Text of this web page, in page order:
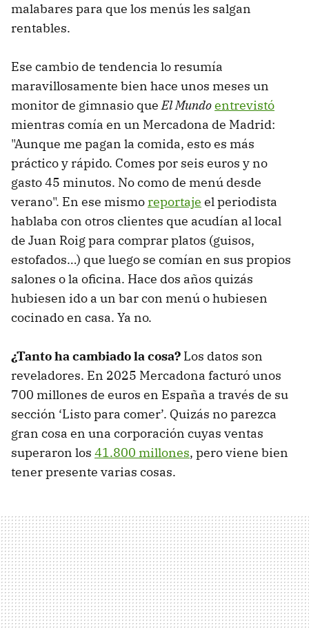
malabares para que los menús les salgan
rentables.
Ese cambio de tendencia lo resumía
maravillosamente bien hace unos meses un
monitor de gimnasio queEl Mundoentrevistó
mientras comía en un Mercadona de Madrid:
"Aunque me pagan la comida, esto es más
práctico y rápido. Comes por seis euros y no
gasto 45 minutos. No como de menú desde
verano". En ese mismoreportaje el periodista
hablaba con otros clientes que acudían al local
de Juan Roig para comprar platos (guisos,
estofados…) que luego se comían en sus propios
salones o la oficina. Hace dos años quizás
hubiesen ido a un bar con menú o hubiesen
cocinado en casa. Ya no.
¿Tanto ha cambiado la cosa? Los datos son
reveladores. En 2025 Mercadona facturó unos
700 millones de euros en España a través de su
sección ‘Listo para comer’. Quizás no parezca
gran cosa en una corporación cuyas ventas
superaron los 41.800 millones, pero viene bien
tener presente varias cosas.